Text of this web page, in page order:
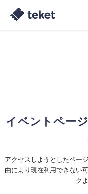
イベントペー
アクセスしようとしたペー
由により現在利用できない
ク